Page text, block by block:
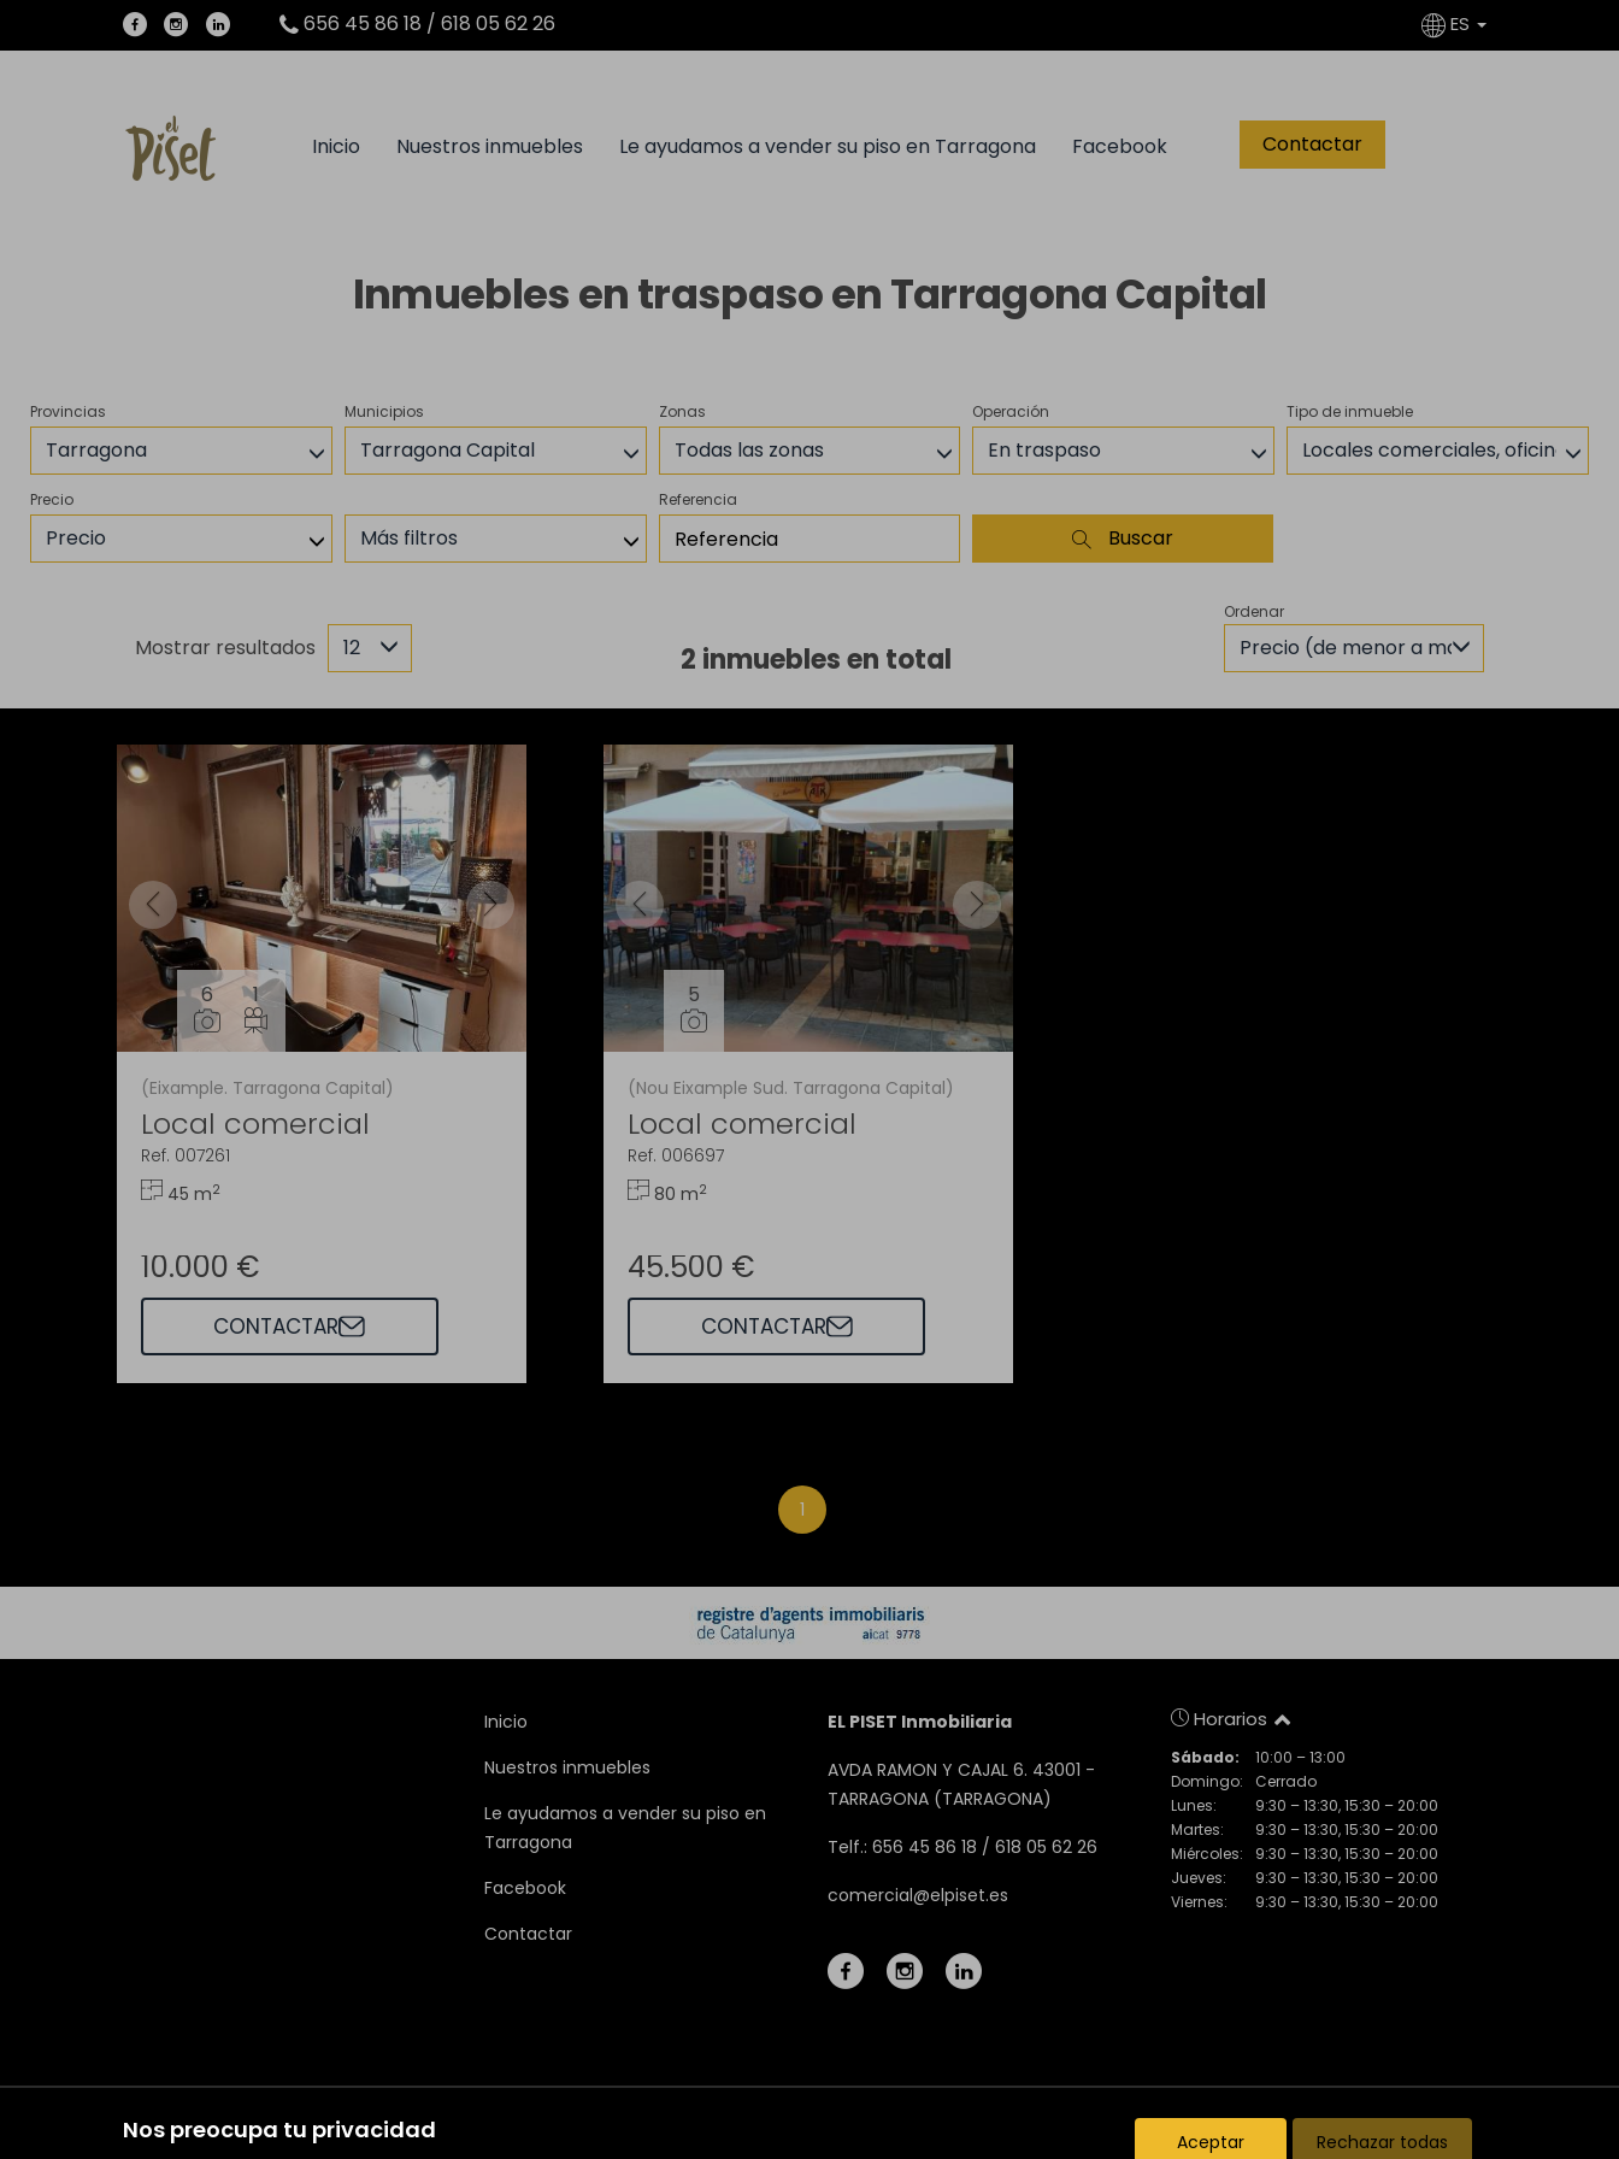
Nos preocupa tu privacidad Aceptar Rechazar todas
656 45 86 18 / 618 05 62 26 ES
Inicio Nuestros inmuebles Le ayudamos a vender su piso en Tarragona Facebook Contactar
Inmuebles en traspaso en Tarragona Capital
Provincias
Tarragona
Municipios
Tarragona Capital
Zonas
Todas las zonas
Operación
En traspaso
Tipo de inmueble
Locales comerciales, oficinas
Precio
Precio Más filtros
Referencia
Buscar
2 inmuebles en total
Ordenar
Precio (de menor a mayor)
Mostrar resultados 12
6 1
(Eixample. Tarragona Capital)
Local comercial
Ref. 007261
45 m2
10.000 €
CONTACTAR
5
(Nou Eixample Sud. Tarragona Capital)
Local comercial
Ref. 006697
80 m2
45.500 €
CONTACTAR
1
Inicio
Nuestros inmuebles
Le ayudamos a vender su piso en
Tarragona
Facebook
Contactar
EL PISET Inmobiliaria
AVDA RAMON Y CAJAL 6. 43001 -
TARRAGONA (TARRAGONA)
Telf.: 656 45 86 18 / 618 05 62 26
comercial@elpiset.es
Horarios
Sábado:
10:00 – 13:00
Domingo:
Cerrado
Lunes:
9:30 – 13:30, 15:30 – 20:00
Martes:
9:30 – 13:30, 15:30 – 20:00
Miércoles:
9:30 – 13:30, 15:30 – 20:00
Jueves:
9:30 – 13:30, 15:30 – 20:00
Viernes:
9:30 – 13:30, 15:30 – 20:00
Inmuebles destacados Noticias